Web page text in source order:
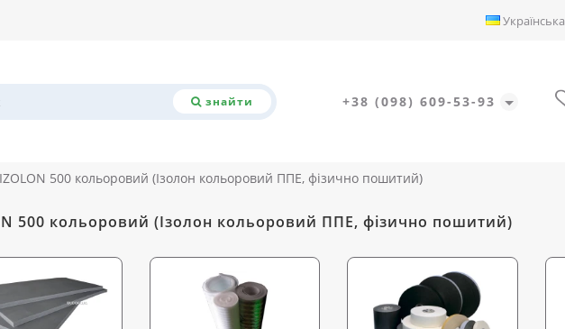
Українська
знайти +38 (098) 609-53-93
IZOLON 500 кольоровий (Ізолон кольоровий ППЕ, фізично пошитий)
500 кольоровий (Ізолон кольоровий ППЕ, фізично пошитий)